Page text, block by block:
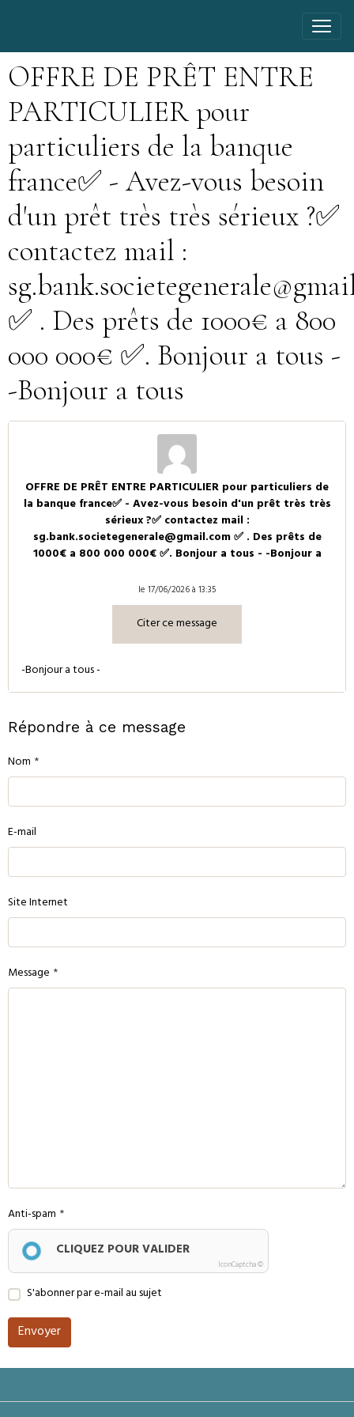
OFFRE DE PRÊT ENTRE
PARTICULIER pour
particuliers de la banque
france✅ - Avez-vous besoin
d'un prêt très très sérieux ?✅
contactez mail :
✅ . Des prêts de 1000€ a 800
000 000€ ✅. Bonjour a tous -
-Bonjour a tous
OFFRE DE PRÊT ENTRE PARTICULIER pour particuliers de
la banque france✅ - Avez-vous besoin d'un prêt très très
sérieux ?✅ contactez mail :
sg.bank.societegenerale@gmail.com ✅ . Des prêts de
1000€ a 800 000 000€ ✅. Bonjour a tous - -Bonjour a
le 17/06/2026 à 13:35
Citer ce message
-Bonjour a tous -
Répondre à ce message
Nom
E-mail
Site Internet
Message
Anti-spam
CLIQUEZ POUR VALIDER
IconCaptcha ©
S'abonner par e-mail au sujet
Envoyer